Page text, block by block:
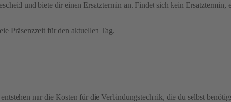
und biete dir einen Ersatztermin an. Findet sich kein
Präsenzzeit für den aktuellen Tag.
nur die Kosten für die Verbindungstechnik, die du selbst